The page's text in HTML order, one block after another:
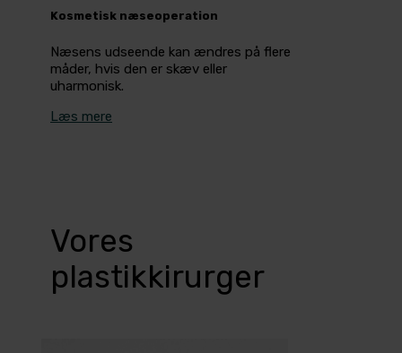
Kosmetisk næseoperation
Næsens udseende kan ændres på flere
måder, hvis den er skæv eller
uharmonisk.
Læs mere
Vores
plastikkirurger